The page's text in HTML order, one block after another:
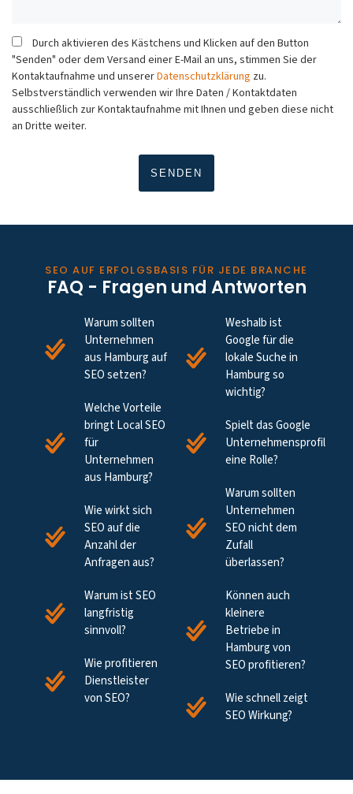
Durch aktivieren des Kästchens und Klicken auf den Button
"Senden" oder dem Versand einer E-Mail an uns, stimmen Sie der
Kontaktaufnahme und unsererDatenschutzklärung zu.
Selbstverständlich verwenden wir Ihre Daten / Kontaktdaten
ausschließlich zur Kontaktaufnahme mit Ihnen und geben diese nicht
an Dritte weiter.
SEO AUF ERFOLGSBASIS FÜR JEDE BRANCHE
FAQ - Fragen und Antworten
Warum sollten
Unternehmen
aus Hamburg auf
SEO setzen?
Welche Vorteile
bringt Local SEO
für
Unternehmen
aus Hamburg?
Wie wirkt sich
SEO auf die
Anzahl der
Anfragen aus?
Warum ist SEO
langfristig
sinnvoll?
Wie profitieren
Dienstleister
von SEO?
Weshalb ist
Google für die
lokale Suche in
Hamburg so
wichtig?
Spielt das Google
Unternehmensprofil
eine Rolle?
Warum sollten
Unternehmen
SEO nicht dem
Zufall
überlassen?
Können auch
kleinere
Betriebe in
Hamburg von
SEO profitieren?
Wie schnell zeigt
SEO Wirkung?